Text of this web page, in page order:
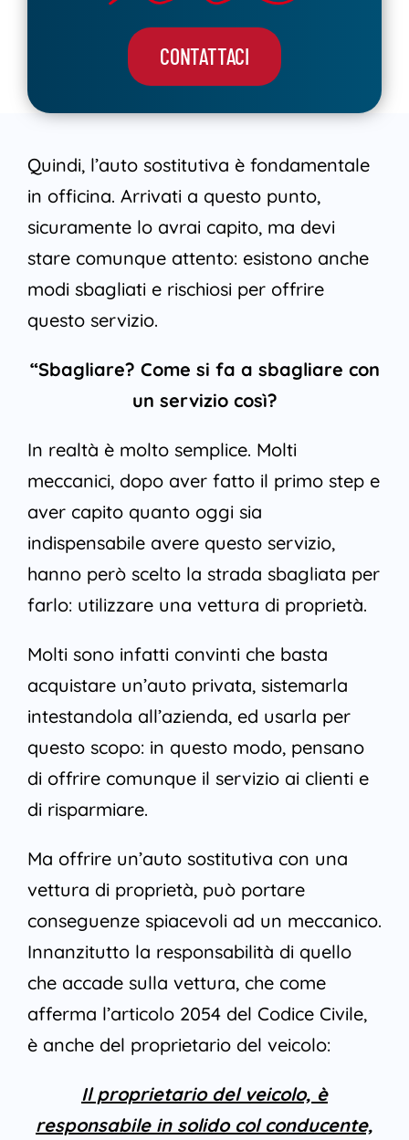
CONTATTACI
Quindi, l’auto sostitutiva è fondamentale
in officina. Arrivati a questo punto,
sicuramente lo avrai capito, ma devi
stare comunque attento: esistono anche
modi sbagliati e rischiosi per offrire
questo servizio.
“Sbagliare? Come si fa a sbagliare con
un servizio così?
In realtà è molto semplice. Molti
meccanici, dopo aver fatto il primo step e
aver capito quanto oggi sia
indispensabile avere questo servizio,
hanno però scelto la strada sbagliata per
farlo: utilizzare una vettura di proprietà.
Molti sono infatti convinti che basta
acquistare un’auto privata, sistemarla
intestandola all’azienda, ed usarla per
questo scopo: in questo modo, pensano
di offrire comunque il servizio ai clienti e
di risparmiare.
Ma offrire un’auto sostitutiva con una
vettura di proprietà, può portare
conseguenze spiacevoli ad un meccanico.
Innanzitutto la responsabilità di quello
che accade sulla vettura, che come
afferma l’articolo 2054 del Codice Civile,
è anche del proprietario del veicolo:
Il proprietario del veicolo, è
responsabile in solido col conducente,